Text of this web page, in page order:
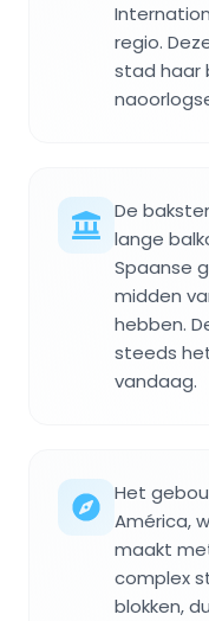
regio.
stad haar
De
lange
Spaanse
midden
hebben.
steeds
vandaag.
Het
América,
maakt
complex
blokken,